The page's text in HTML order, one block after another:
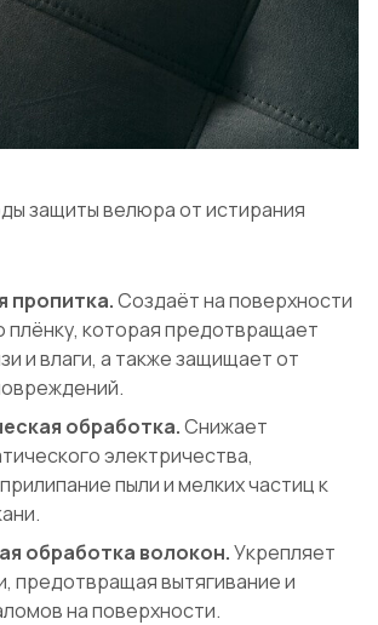
защиты велюра от истирания
пропитка.Создаёт на поверхности
плёнку, которая предотвращает
и влаги, а также защищает от
обработка.Снижает
электричества,
пыли и мелких частиц к
обработка волокон.Укрепляет
предотвращая вытягивание и
на поверхности.